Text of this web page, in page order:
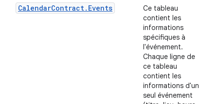
CalendarContract. Events
Ce tableau
contient les
informations
spécifiques à
l'événement.
Chaque ligne de
ce tableau
contient les
informations d'un
seul événement